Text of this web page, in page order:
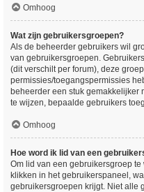
Omhoog
Wat zijn gebruikersgroepen?
Als de beheerder gebruikers wil
van gebruikersgroepen.
(dit verschilt per forum), deze
permissies/toegangspermissies
beheerder een stuk gemakkelijker
te wijzen, bepaalde gebruikers
Omhoog
Hoe word ik lid van een
Om lid van een gebruikersgroep
klikken in het gebruikerspaneel,
gebruikersgroepen krijgt. Niet alle